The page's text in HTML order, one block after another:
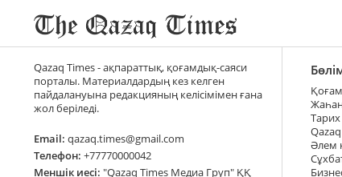
Qazaq Times - ақпараттық, қоғамдық-саяси
порталы. Материалдардың кез келген
пайдалануына редакцияның келісімімен ғана
жол беріледі.
Email: qazaq.times@gmail.com
Телефон: +77770000042
Меншік иесі: "Qazaq Times Медиа Груп" ҚҚ
Қоғам
Тарих
Qazaq
Әлем